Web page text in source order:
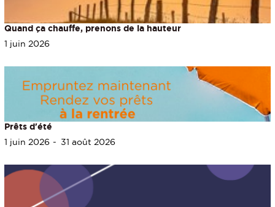
Quand ça chauffe, prenons de la hauteur
1 juin 2026
Prêts d'été
1 juin 2026
31 août 2026